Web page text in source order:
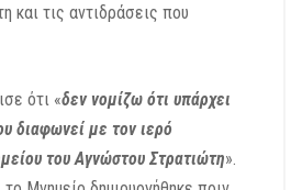
και τις αντιδράσεις που
ότι «δεν νομίζω ότι υπάρχει
διαφωνεί με τον ιερό
του Αγνώστου Στρατιώτη».